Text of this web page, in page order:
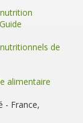
de
alimentaire
- France,